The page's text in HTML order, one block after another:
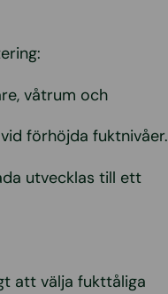
våtrum och
förhöjda fuktnivåer.
utvecklas till ett
att välja fukttåliga